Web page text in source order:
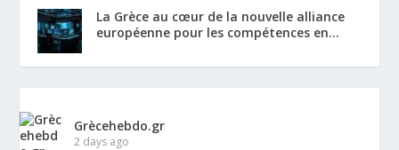
La Grèce au cœur de la nouvelle alliance
européenne pour les compétences en...
Grècehebdo.gr
2 days ago